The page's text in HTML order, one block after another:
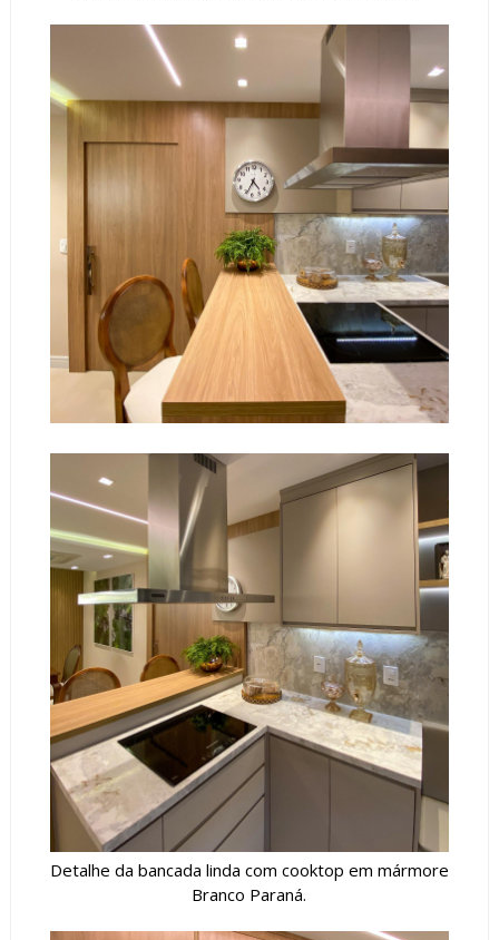
Detalhe da bancada linda com cooktop em mármore
Branco Paraná.